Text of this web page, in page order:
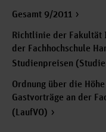
Gesamt 9/2011
Richtlinie der Fakultät
der Fachhochschule
Studienpreisen
Ordnung über die
Gastvorträge an der
(LaufVO)